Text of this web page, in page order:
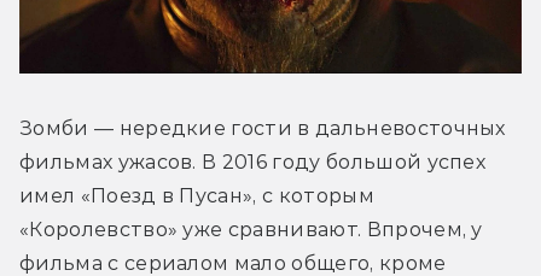
Зомби — нередкие гости в дальневосточных
фильмах ужасов. В 2016 году большой успех
имел «Поезд в Пусан», с которым
«Королевство» уже сравнивают. Впрочем, у
фильма с сериалом мало общего, кроме